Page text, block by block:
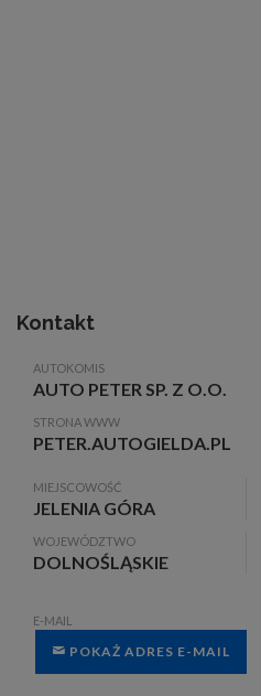
Kontakt
AUTOKOMIS
AUTO PETER SP. Z O.O.
STRONA WWW
PETER.AUTOGIELDA.PL
MIEJSCOWOŚĆ
JELENIA GÓRA
WOJEWÓDZTWO
DOLNOŚLĄSKIE
E-MAIL
POKAŻ ADRES E-MAIL